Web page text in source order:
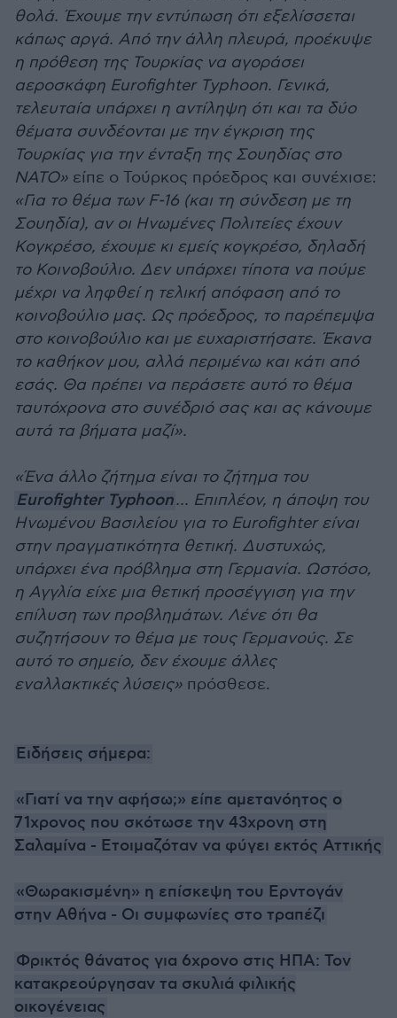
θολά. Έχουμε την εντύπωση ότι εξελίσσεται
κάπως αργά. Από την άλλη πλευρά, προέκυψε
η πρόθεση της Τουρκίας να αγοράσει
αεροσκάφη Eurofighter Typhoon. Γενικά,
τελευταία υπάρχει η αντίληψη ότι και τα δύο
θέματα συνδέονται με την έγκριση της
Τουρκίας για την ένταξη της Σουηδίας στο
ΝΑΤΟ» είπε ο Τούρκος πρόεδρος και συνέχισε:
«Για το θέμα των F-16 (και τη σύνδεση με τη
Σουηδία), αν οι Ηνωμένες Πολιτείες έχουν
Κογκρέσο, έχουμε κι εμείς κογκρέσο, δηλαδή
το Κοινοβούλιο. Δεν υπάρχει τίποτα να πούμε
μέχρι να ληφθεί η τελική απόφαση από το
κοινοβούλιο μας. Ως πρόεδρος, το παρέπεμψα
στο κοινοβούλιο και με ευχαριστήσατε. Έκανα
το καθήκον μου, αλλά περιμένω και κάτι από
εσάς. Θα πρέπει να περάσετε αυτό το θέμα
ταυτόχρονα στο συνέδριό σας και ας κάνουμε
αυτά τα βήματα μαζί».
«Ένα άλλο ζήτημα είναι το ζήτημα του
Eurofighter Typhoon... Επιπλέον, η άποψη του
Ηνωμένου Βασιλείου για το Eurofighter είναι
στην πραγματικότητα θετική. Δυστυχώς,
υπάρχει ένα πρόβλημα στη Γερμανία. Ωστόσο,
η Αγγλία είχε μια θετική προσέγγιση για την
επίλυση των προβλημάτων. Λένε ότι θα
συζητήσουν το θέμα με τους Γερμανούς. Σε
αυτό το σημείο, δεν έχουμε άλλες
εναλλακτικές λύσεις» πρόσθεσε.
Ειδήσεις σήμερα:
«Γιατί να την αφήσω;» είπε αμετανόητος ο
71χρονος που σκότωσε την 43χρονη στη
Σαλαμίνα - Ετοιμαζόταν να φύγει εκτός Αττικής
«Θωρακισμένη» η επίσκεψη του Ερντογάν
στην Αθήνα - Οι συμφωνίες στο τραπέζι
Φρικτός θάνατος για 6χρονο στις ΗΠΑ: Τον
κατακρεούργησαν τα σκυλιά φιλικής
οικογένειας